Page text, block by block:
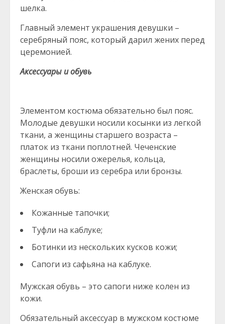
шелка.
Главный элемент украшения девушки –
серебряный пояс, который дарил жених перед
церемонией.
Аксессуары и обувь
Элементом костюма обязательно был пояс.
Молодые девушки носили косынки из легкой
ткани, а женщины старшего возраста –
платок из ткани поплотней. Чеченские
женщины носили ожерелья, кольца,
браслеты, броши из серебра или бронзы.
Женская обувь:
Кожанные тапочки;
Туфли на каблуке;
Ботинки из нескольких кусков кожи;
Сапоги из сафьяна на каблуке.
Мужская обувь – это сапоги ниже колен из
кожи.
Обязательный аксессуар в мужском костюме